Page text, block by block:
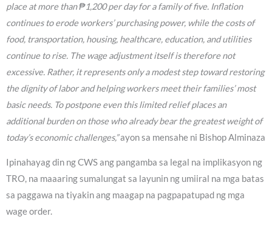
place at more than ₱1,200 per day for a family of five. Inflation
continues to erode workers’ purchasing power, while the costs of
food, transportation, housing, healthcare, education, and utilities
continue to rise. The wage adjustment itself is therefore not
excessive. Rather, it represents only a modest step toward restoring
the dignity of labor and helping workers meet their families’ most
basic needs. To postpone even this limited relief places an
additional burden on those who already bear the greatest weight of
today’s economic challenges,”ayon sa mensahe ni Bishop Alminaza
Ipinahayag din ng CWS ang pangamba sa legal na implikasyon ng
TRO, na maaaring sumalungat sa layunin ng umiiral na mga batas
sa paggawa na tiyakin ang maagap na pagpapatupad ng mga
wage order.